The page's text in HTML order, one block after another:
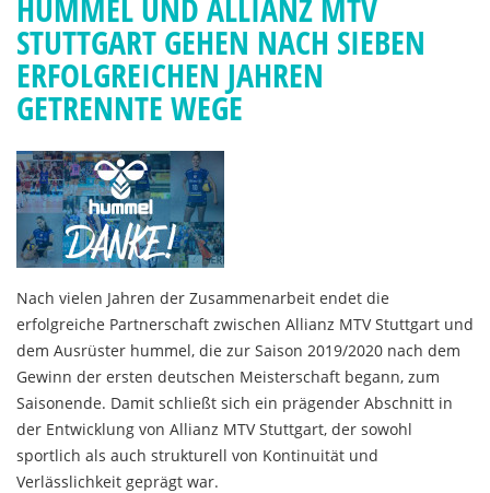
HUMMEL UND ALLIANZ MTV
STUTTGART GEHEN NACH SIEBEN
ERFOLGREICHEN JAHREN
GETRENNTE WEGE
Nach vielen Jahren der Zusammenarbeit endet die
erfolgreiche Partnerschaft zwischen Allianz MTV Stuttgart und
dem Ausrüster hummel, die zur Saison 2019/2020 nach dem
Gewinn der ersten deutschen Meisterschaft begann, zum
Saisonende. Damit schließt sich ein prägender Abschnitt in
der Entwicklung von Allianz MTV Stuttgart, der sowohl
sportlich als auch strukturell von Kontinuität und
Verlässlichkeit geprägt war.